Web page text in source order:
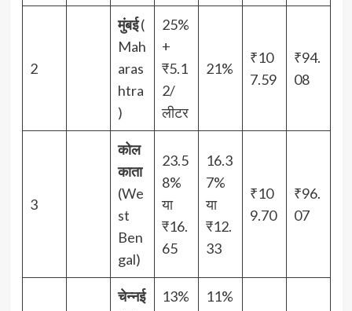
2
मुंबई(
Mah
aras
htra
)
25%
+
₹5.1
2/
लीटर
21%
₹10
7.59
₹94.
08
3
कोल
काता
(We
st
Ben
gal)
23.5
8%
या
₹16.
65
16.3
7%
या
₹12.
33
₹10
9.70
₹96.
07
चेन्नई
13%
11%